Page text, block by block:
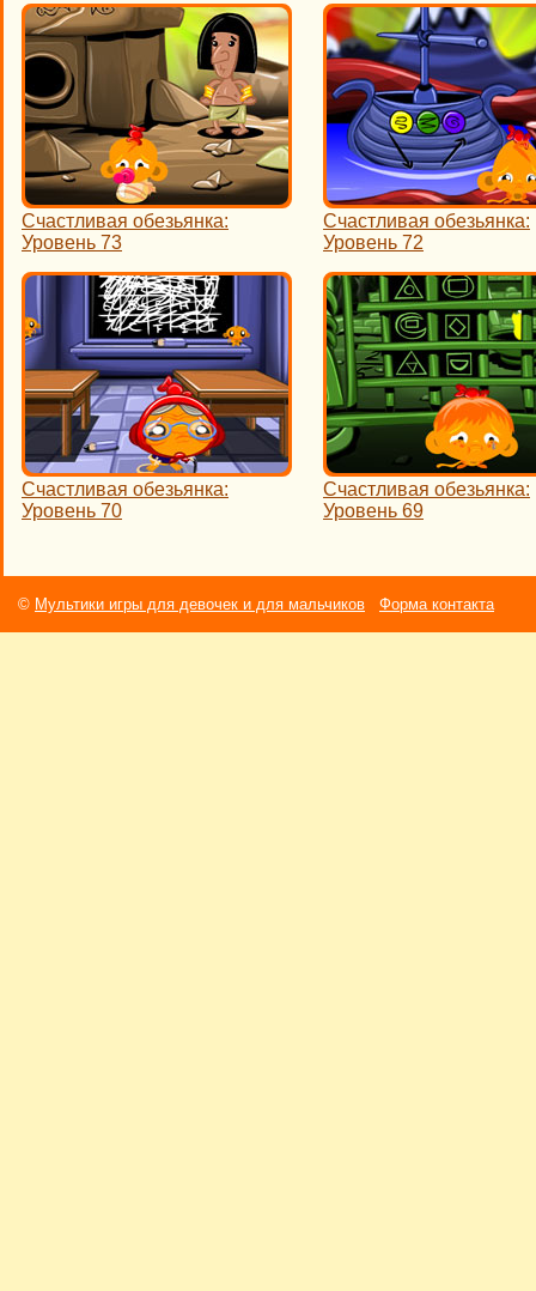
Счастливая обезьянка:
Уровень 73
Счастливая обезьянка:
Уровень 72
Счастливая обезьянка:
Уровень 70
Счастливая обезьянка:
Уровень 69
© Мультики игры для девочек и для мальчиков Форма контакта